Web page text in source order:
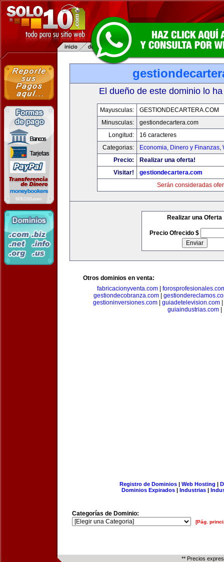
El dueño de este dominio lo
Mayusculas:
GESTIONDECARTERA.COM
Minusculas:
gestiondecartera.com
Longitud:
16 caracteres
Categorias:
Economia, Dinero y Finanzas,
Precio:
Realizar una oferta!
Visitar!
gestiondecartera.com
Serán consideradas
Realizar una Oferta
Precio Ofrecido $
Otros dominios en venta:
fabricacionyventa.com|
gestiondecobranza.com|
gestioninversiones.com
guiadetelevision.com
guiaindustrias.com|
Registro de Dominios| Web Hosting |
Dominios Expirados | Industrias |
Categorías de Dominio:
[Pág.
** Precios